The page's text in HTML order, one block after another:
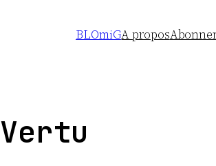
BLOmiGA propos
Vertu